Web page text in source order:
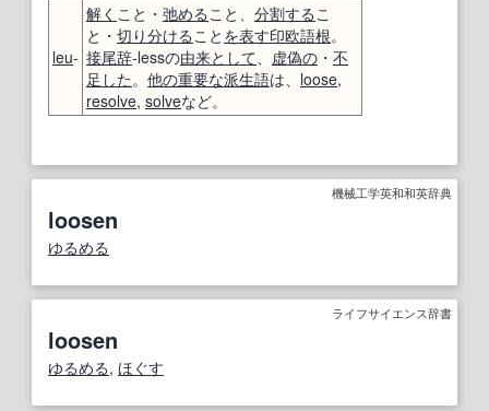
leu-
解く こと・ 弛める こと、 分割する こ
と・ 切り分ける こと を表す印欧語根。
接尾辞-lessの由来として 虚偽の ・ 不
足した。 他の重要な派生語は、 loose,
resolve, solveなど。
機械工学英和和英辞典
loosen
ゆるめる
ライフサイエンス辞書
loosen
ゆるめる, ほぐす